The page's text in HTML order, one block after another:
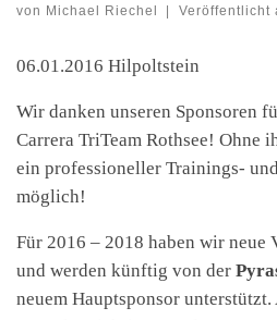
von Michael Riechel Veröffentlicht
06.01.2016 Hilpoltstein
Wir danken unseren Sponsoren
Carrera TriTeam Rothsee! Ohne
ein professioneller Trainings-
möglich!
Für 2016 – 2018 haben wir neue
und werden künftig von der
neuem Hauptsponsor